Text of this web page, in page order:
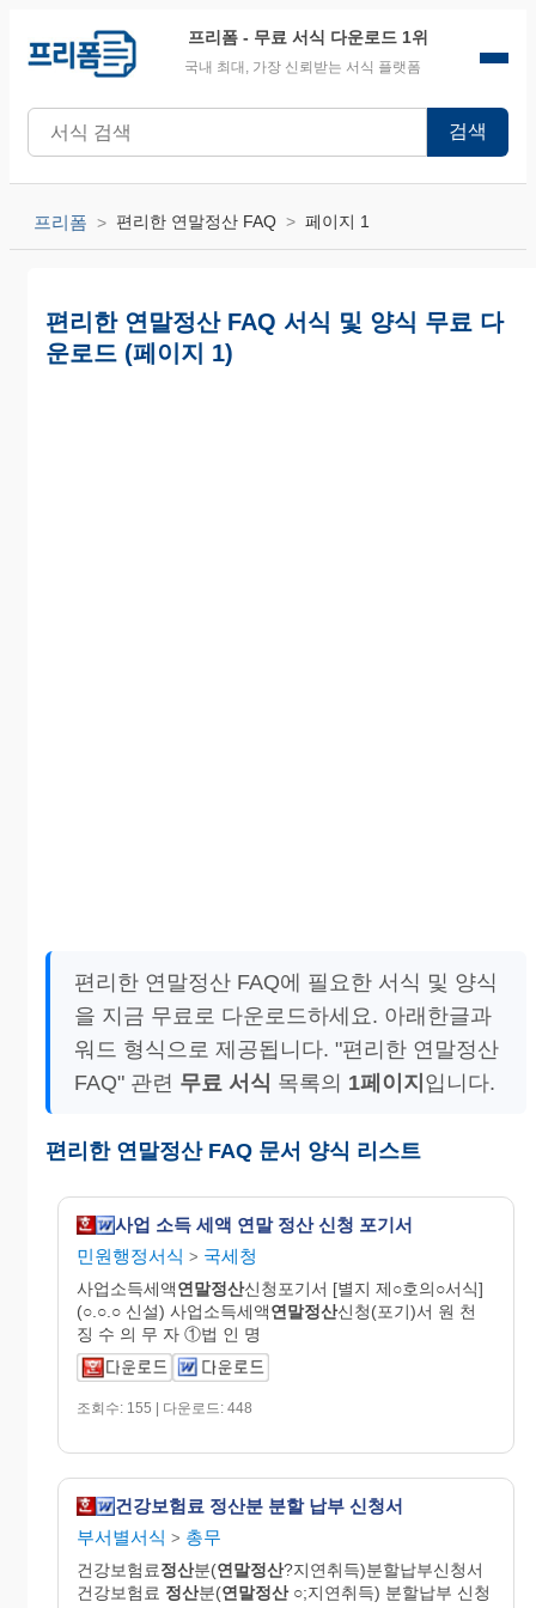
프리폼 - 무료 서식 다운로드 1위
국내 최대, 가장 신뢰받는 서식 플랫폼
검색
프리폼 편리한 연말정산 FAQ 페이지 1
편리한 연말정산 FAQ 서식 및 양식 무료 다
운로드 (페이지 1)
편리한 연말정산 FAQ에 필요한 서식 및 양식
을 지금 무료로 다운로드하세요. 아래한글과
워드 형식으로 제공됩니다. "편리한 연말정산
FAQ" 관련 무료 서식 목록의 1페이지 입니다.
편리한 연말정산 FAQ 문서 양식 리스트
사업 소득 세액 연말 정산 신청 포기서
민원행정서식 > 국세청
사업소득세액연말정산신청포기서 [별지 제○호의○서식]
(○.○.○ 신설) 사업소득세액연말정산신청(포기)서 원 천
징 수 의 무 자 ①법 인 명
조회수: 155 | 다운로드: 448
건강보험료 정산분 분할 납부 신청서
부서별서식 > 총무
건강보험료정산분(연말정산?지연취득)분할납부신청서
건강보험료 정산분(연말정산○;지연취득) 분할납부 신청